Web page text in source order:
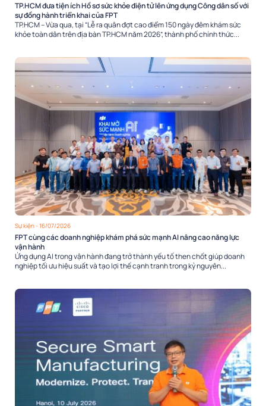
TP.HCM đưa tiện ích Hồ sơ sức khỏe điện tử lên ứng dụng Công dân số với
sự đồng hành triển khai của FPT
TP.HCM – Vừa qua, tại “Lễ ra quân đợt cao điểm 150 ngày đêm khám sức
khỏe toàn dân trên địa bàn TP.HCM năm 2026”, thành phố chính thức...
Sự kiện- 16/07/2026
FPT cùng các doanh nghiệp khám phá sức mạnh AI nâng cao năng lực
vận hành
Ứng dụng AI trong vận hành đang trở thành yếu tố then chốt giúp doanh
nghiệp tối ưu hiệu suất và tạo lợi thế cạnh tranh trong kỷ nguyên...